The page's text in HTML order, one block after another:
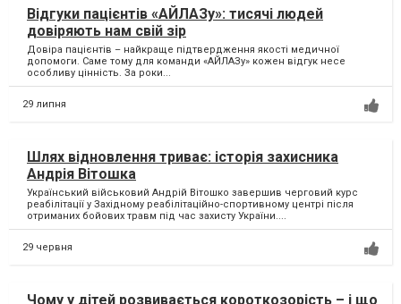
Відгуки пацієнтів «АЙЛАЗу»: тисячі людей
довіряють нам свій зір
Довіра пацієнтів – найкраще підтвердження якості медичної
допомоги. Саме тому для команди «АЙЛАЗу» кожен відгук несе
особливу цінність. За роки...
29 липня
Шлях відновлення триває: історія захисника
Андрія Вітошка
Український військовий Андрій Вітошко завершив черговий курс
реабілітації у Західному реабілітаційно-спортивному центрі після
отриманих бойових травм під час захисту України....
29 червня
Чому у дітей розвивається короткозорість – і що